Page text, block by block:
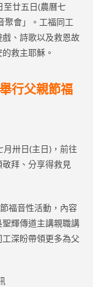
廿五日(農曆七
聚會」。工福同工
、詩歌以及救恩故
救主耶穌。
行父親節福
卅日(主日)，前往
拜、分享得救見
福音性活動，內容
輝傳道主講親職講
深盼帶領更多為父